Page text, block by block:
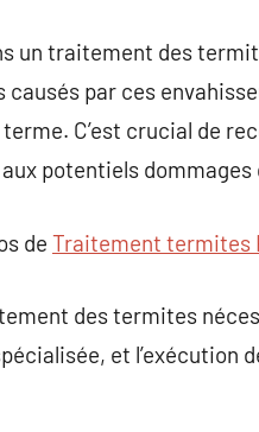
un traitement des
causés par ces
C’est crucial de
potentiels
de Traitement termites
des termites
et